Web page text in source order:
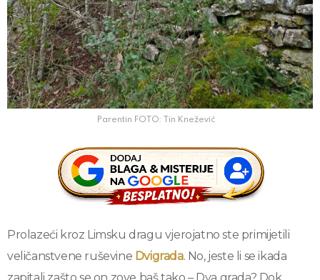
Parentin FOTO: Tin Knežević
Prolazeći kroz Limsku dragu vjerojatno ste primijetili
veličanstvene ruševine Dvigrada. No, jeste li se ikada